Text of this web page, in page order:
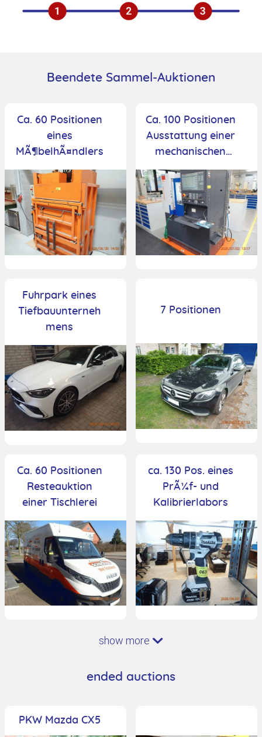
Beendete Sammel-Auktionen
Ca. 60 Positionen
eines
MÃ¶belhÃ¤ndlers
Ca. 100 Positionen
Ausstattung einer
mechanischen
Ausbildungswerks
tatt und -
schweiÃerei
Fuhrpark eines
Tiefbauunterneh
mens
7 Positionen
Ca. 60 Positionen
Resteauktion
einer Tischlerei
ca. 130 Pos. eines
PrÃ¼f- und
Kalibrierlabors
show more
ended auctions
PKW Mazda CX5